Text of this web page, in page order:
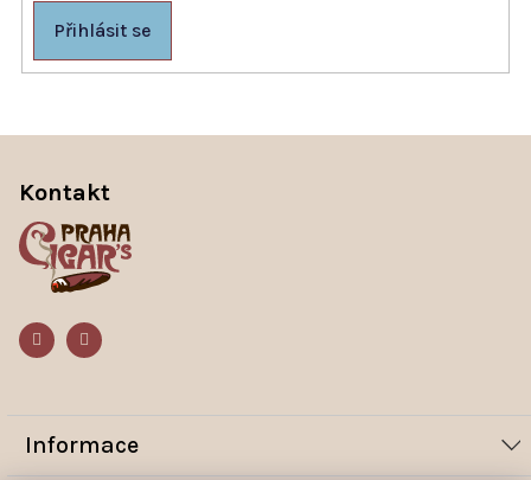
Přihlásit se
Informace
Kontakt